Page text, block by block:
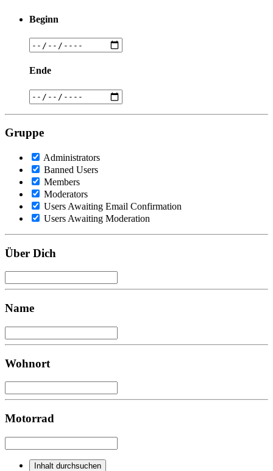
Beginn
Ende
Gruppe
Administrators
Banned Users
Members
Moderators
Users Awaiting Email Confirmation
Users Awaiting Moderation
Über Dich
Name
Wohnort
Motorrad
Inhalt durchsuchen